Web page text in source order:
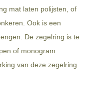
mat laten polijsten, of
Ook is een
De zegelring is te
of monogram
van deze zegelring